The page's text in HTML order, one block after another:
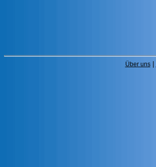
Über uns|